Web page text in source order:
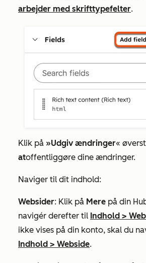
arbejder med skrifttypefelter.
Klik på »Udgiv ændringer«
atoffentliggøre dine ændringer.
Naviger til dit indhold:
Websider: Klik på Mere på din
navigér derefter til Indhold >
ikke vises på din konto, skal du
Indhold > Webside.